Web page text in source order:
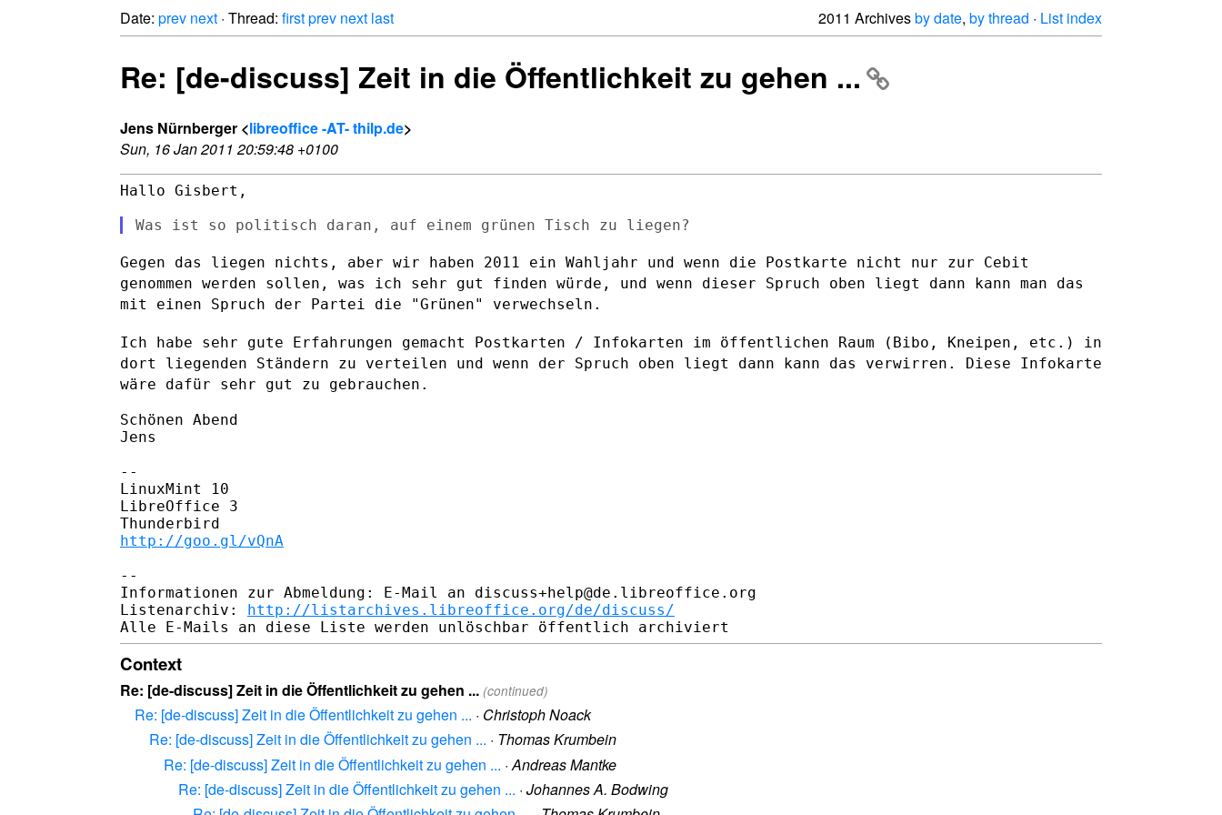
Date: prev next · Thread: firstprev next last 2011 Archivesby date, by thread · List index
Re: [de-discuss] Zeit in die Öffentlichkeit zu gehen ...
Jens Nürnberger <libreoffice -AT- thilp.de>
Sun, 16 Jan 2011 20:59:48 +0100
Hallo Gisbert,
Gegen das liegen nichts, aber wir haben 2011 ein Wahljahr und wenn die Postkarte nicht nur zur Cebit
genommen werden sollen, was ich sehr gut finden würde, und wenn dieser Spruch oben liegt dann kann man das
mit einen Spruch der Partei die "Grünen" verwechseln.
Ich habe sehr gute Erfahrungen gemacht Postkarten / Infokarten im öffentlichen Raum (Bibo, Kneipen, etc.) in
dort liegenden Ständern zu verteilen und wenn der Spruch oben liegt dann kann das verwirren. Diese Infokarte
wäre dafür sehr gut zu gebrauchen.
Schönen Abend
Jens
--
LinuxMint 10
LibreOffice 3
http://goo.gl/vQnA
--
Informationen zur Abmeldung: E-Mail an discuss+help@de.libreoffice.org
Listenarchiv: http://listarchives.libreoffice.org/de/discuss/
Context
Re: [de-discuss] Zeit in die Öffentlichkeit zu gehen ... (continued)
Re: [de-discuss] Zeit in die Öffentlichkeit zu gehen ... · Christoph Noack
Re: [de-discuss] Zeit in die Öffentlichkeit zu gehen ... · Thomas Krumbein
Re: [de-discuss] Zeit in die Öffentlichkeit zu gehen ... ·Andreas Mantke
Re: [de-discuss] Zeit in die Öffentlichkeit zu gehen ... · Johannes A. Bodwing